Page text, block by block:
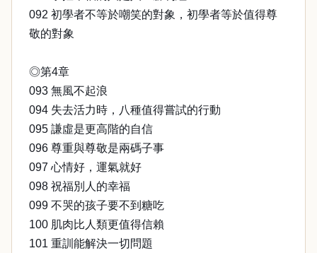
092 初學者不等於嘲笑的對象，初學者等於值得尊
敬的對象
◎第4章
093 無風不起浪
094 失去活力時，八種值得嘗試的行動
095 謙虛是更高階的自信
096 尊重與尊敬是兩碼子事
097 心情好，運氣就好
098 祝福別人的幸福
099 不哭的孩子要不到糖吃
100 肌肉比人類更值得信賴
101 重訓能解決一切問題